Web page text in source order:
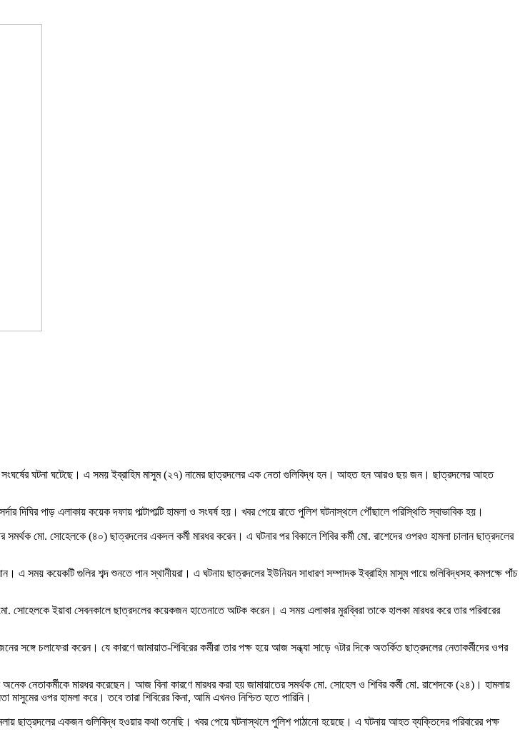
সংঘর্ষের ঘটনা ঘটেছে। এ সময় ইব্রাহিম মাসুম (২৭) নামের ছাত্রদলের এক নেতা গুলিবিদ্ধ হন। আহত হন আরও ছয় জন। ছাত্রদলের আহত
পাড় এলাকায় কয়েক দফায় পাল্টাপাল্টি হামলা ও সংঘর্ষ হয়। খবর পেয়ে রাতে পুলিশ ঘটনাস্থলে পৌঁছালে পরিস্থিতি স্বাভাবিক হয়।
মো. সোহেলকে (৪০) ছাত্রদলের একদল কর্মী মারধর করেন। এ ঘটনার পর বিকালে শিবির কর্মী মো. রাশেদের ওপরও হামলা চালান ছাত্রদলের
এ সময় কয়েকটি গুলির শব্দ শুনতে পান স্থানীয়রা। এ ঘটনায় ছাত্রদলের ইউনিয়ন সাধারণ সম্পাদক ইব্রাহিম মাসুম পায়ে গুলিবিদ্ধসহ কমপক্ষে পাঁচ
সোহেলকে ইয়াবা সেবনকালে ছাত্রদলের কয়েকজন হাতেনাতে আটক করেন। এ সময় এলাকার মুরব্বিরা তাকে হালকা মারধর করে তার পরিবারের
চলাফেরা করেন। যে কারণে জামায়াত-শিবিরের কর্মীরা তার পক্ষ হয়ে আজ সন্ধ্যা সাড়ে ৭টার দিকে অতর্কিত ছাত্রদলের নেতাকর্মীদের ওপর
নেতাকর্মীকে মারধর করেছেন। আজ বিনা কারণে মারধর করা হয় জামায়াতের সমর্থক মো. সোহেল ও শিবির কর্মী মো. রাশেদকে (২৪)। হামলায়
ওপর হামলা করে। তবে তারা শিবিরের কিনা, আমি এখনও নিশ্চিত হতে পারিনি।
ছাত্রদলের একজন গুলিবিদ্ধ হওয়ার কথা শুনেছি। খবর পেয়ে ঘটনাস্থলে পুলিশ পাঠানো হয়েছে। এ ঘটনায় আহত ব্যক্তিদের পরিবারের পক্ষ